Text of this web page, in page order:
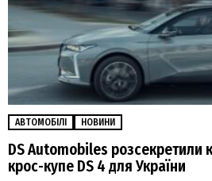
АВТОМОБІЛІ НОВИНИ
DS Automobiles розсекретили
крос-купе DS 4 для України